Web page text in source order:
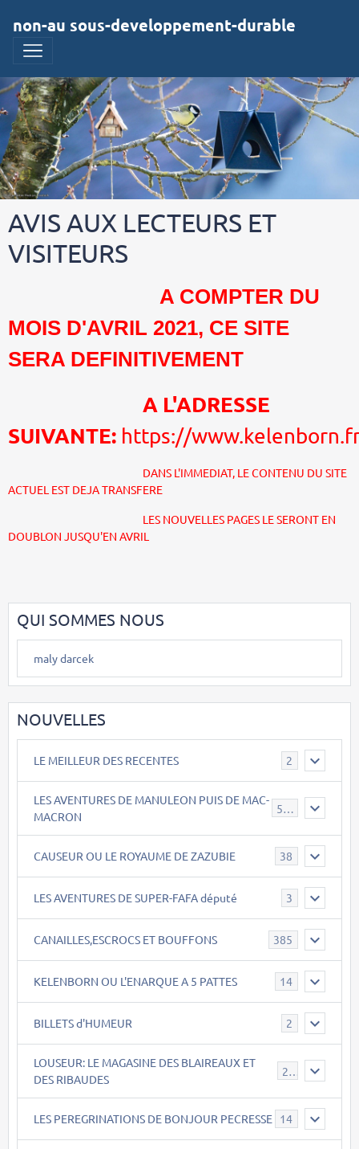
non-au sous-developpement-durable
AVIS AUX LECTEURS ET
VISITEURS
A COMPTER DU
MOIS D'AVRIL 2021, CE SITE
SERA DEFINITIVEMENT
A L'ADRESSE
SUIVANTE: https://
DANS L'IMMEDIAT, LE CONTENU DU SITE
ACTUEL EST DEJA TRANSFERE
LES NOUVELLES PAGES LE SERONT EN
DOUBLON JUSQU'EN AVRIL
QUI SOMMES NOUS
maly darcek
NOUVELLES
LE MEILLEUR DES RECENTES 2
LES AVENTURES DE MANULEON PUIS DE MAC-
MACRON
543
CAUSEUR OU LE ROYAUME DE ZAZUBIE 38
LES AVENTURES DE SUPER-FAFA député 3
CANAILLES,ESCROCS ET BOUFFONS 385
KELENBORN OU L'ENARQUE A 5 PATTES 14
BILLETS d'HUMEUR 2
LOUSEUR: LE MAGASINE DES BLAIREAUX ET
DES RIBAUDES
21
LES PEREGRINATIONS DE BONJOUR PECRESSE 14